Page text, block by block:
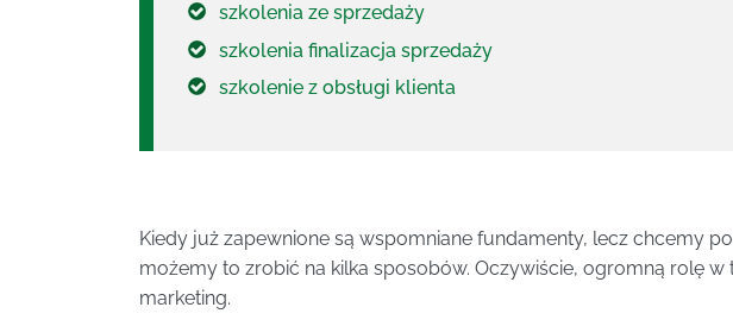
szkolenia ze sprzedaży
szkolenia finalizacja sprzedaży
szkolenie z obsługi klienta
Kiedy już zapewnione są wspomniane fundamenty, lecz chcemy
możemy to zrobić na kilka sposobów. Oczywiście, ogromną rolę
marketing.